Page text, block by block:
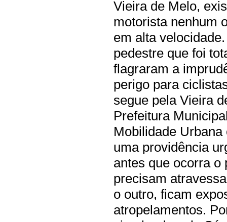
Vieira de Melo,
motorista nenhum
em alta
pedestre que foi
flagraram a
perigo para
segue pela Vieira
Prefeitura
Mobilidade
uma providência
antes que ocorra o
precisam
o outro, ficam
atropelamentos.